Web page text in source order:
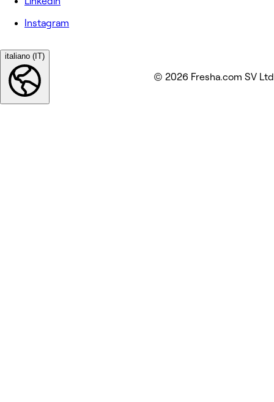
Instagram
italiano (IT)
© 2026 Fresha.com SV Ltd